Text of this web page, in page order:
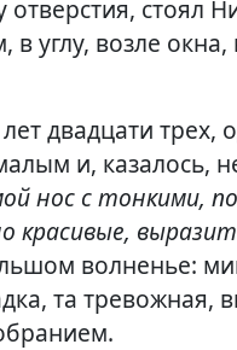
стоял
возле окна,
двадцати трех,
и, казалось,
нос с тонкими,
волненье:
та тревожная,